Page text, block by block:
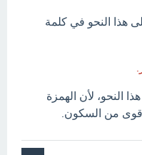
هذا النحو في كلمة
النحو، لأن الهمزة
من السكون.